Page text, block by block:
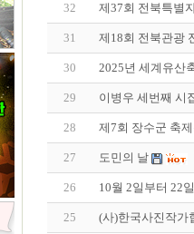
32 제37회 전북특별
31 제18회 전북관광
30 2025년 세계유산
29 이병우 세번째 시
28 제7회 장수군 축
27 도민의 날
26 10월 2일부터 22
25 (사)한국사진작가